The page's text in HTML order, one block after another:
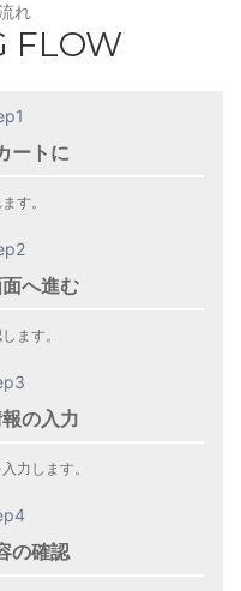
れ
FLOW
ートに
す。
へ進む
ます。
の入力
力します。
の確認